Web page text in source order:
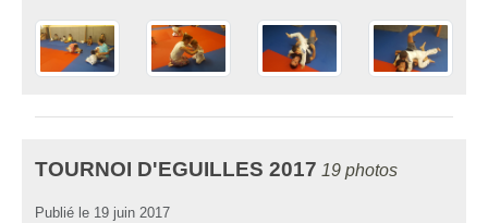
TOURNOI D'EGUILLES 2017 19 photos
Publié le 19 juin 2017